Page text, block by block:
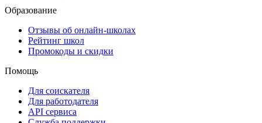
Образование
Отзывы об онлайн-школах
Рейтинг школ
Промокоды и скидки
Помощь
Для соискателя
Для работодателя
API сервиса